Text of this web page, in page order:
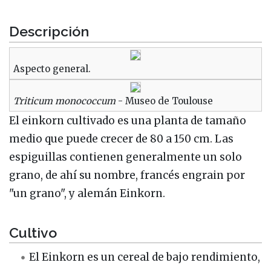
Descripción
Aspecto general.
Triticum monococcum - Museo de Toulouse
El einkorn cultivado es una planta de tamaño
medio que puede crecer de 80 a 150 cm. Las
espiguillas contienen generalmente un solo
grano, de ahí su nombre, francés engrain por
"un grano", y alemán Einkorn.
Cultivo
El Einkorn es un cereal de bajo rendimiento,